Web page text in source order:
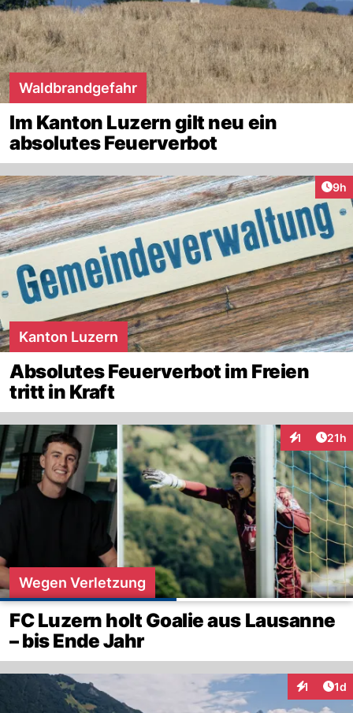
Waldbrandgefahr
Im Kanton Luzern gilt neu ein
absolutes Feuerverbot
9h
Kanton Luzern
Absolutes Feuerverbot im Freien
tritt in Kraft
1 21h
Wegen Verletzung
FC Luzern holt Goalie aus Lausanne
– bis Ende Jahr
1 1d